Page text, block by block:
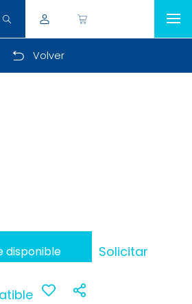
Volver
disponible Solicitar